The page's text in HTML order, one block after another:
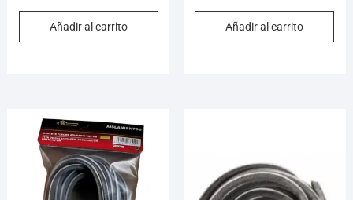
Añadir al carrito Añadir al carrito